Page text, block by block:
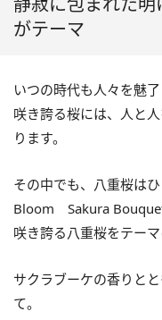
がテーマ
いつの時代も人々を魅
咲き誇る桜には、人と
ります。
その中でも、八重桜は
Bloom Sakura
咲き誇る八重桜をテー
サクラブーケの香りと
て。